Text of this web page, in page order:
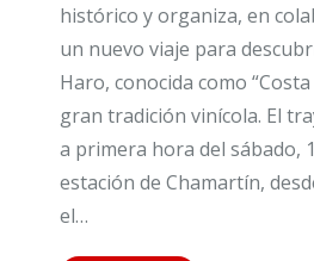
histórico y organiza, en
un nuevo viaje para
Haro, conocida como
gran tradición vinícola. El
a primera hora del sábado,
estación de Chamartín,
el…